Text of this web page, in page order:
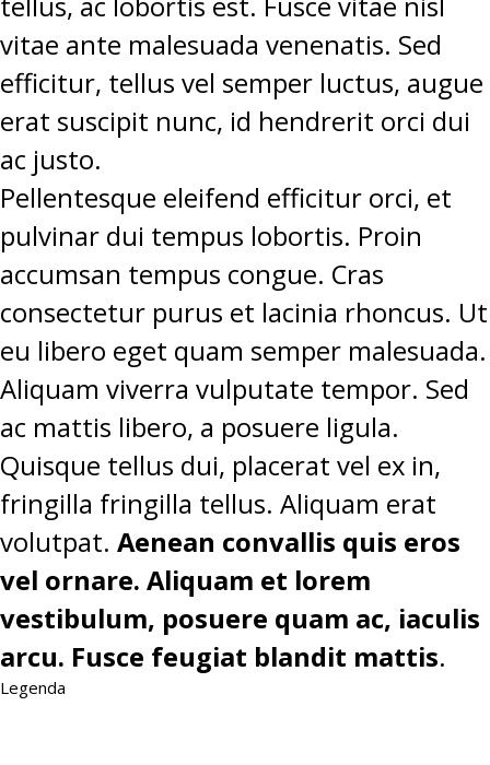
vitae ante malesuada venenatis. Sed
efficitur, tellus vel semper luctus, augue
erat suscipit nunc, id hendrerit orci dui
ac justo.
Pellentesque eleifend efficitur orci, et
pulvinar dui tempus lobortis. Proin
accumsan tempus congue. Cras
consectetur purus et lacinia rhoncus. Ut
eu libero eget quam semper malesuada.
Aliquam viverra vulputate tempor. Sed
ac mattis libero, a posuere ligula.
Quisque tellus dui, placerat vel ex in,
fringilla fringilla tellus. Aliquam erat
volutpat. Aenean convallis quis eros
vel ornare. Aliquam et lorem
vestibulum, posuere quam ac, iaculis
arcu. Fusce feugiat blandit mattis.
Legenda